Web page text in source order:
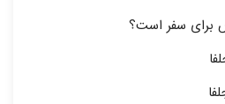
برای سفر است؟